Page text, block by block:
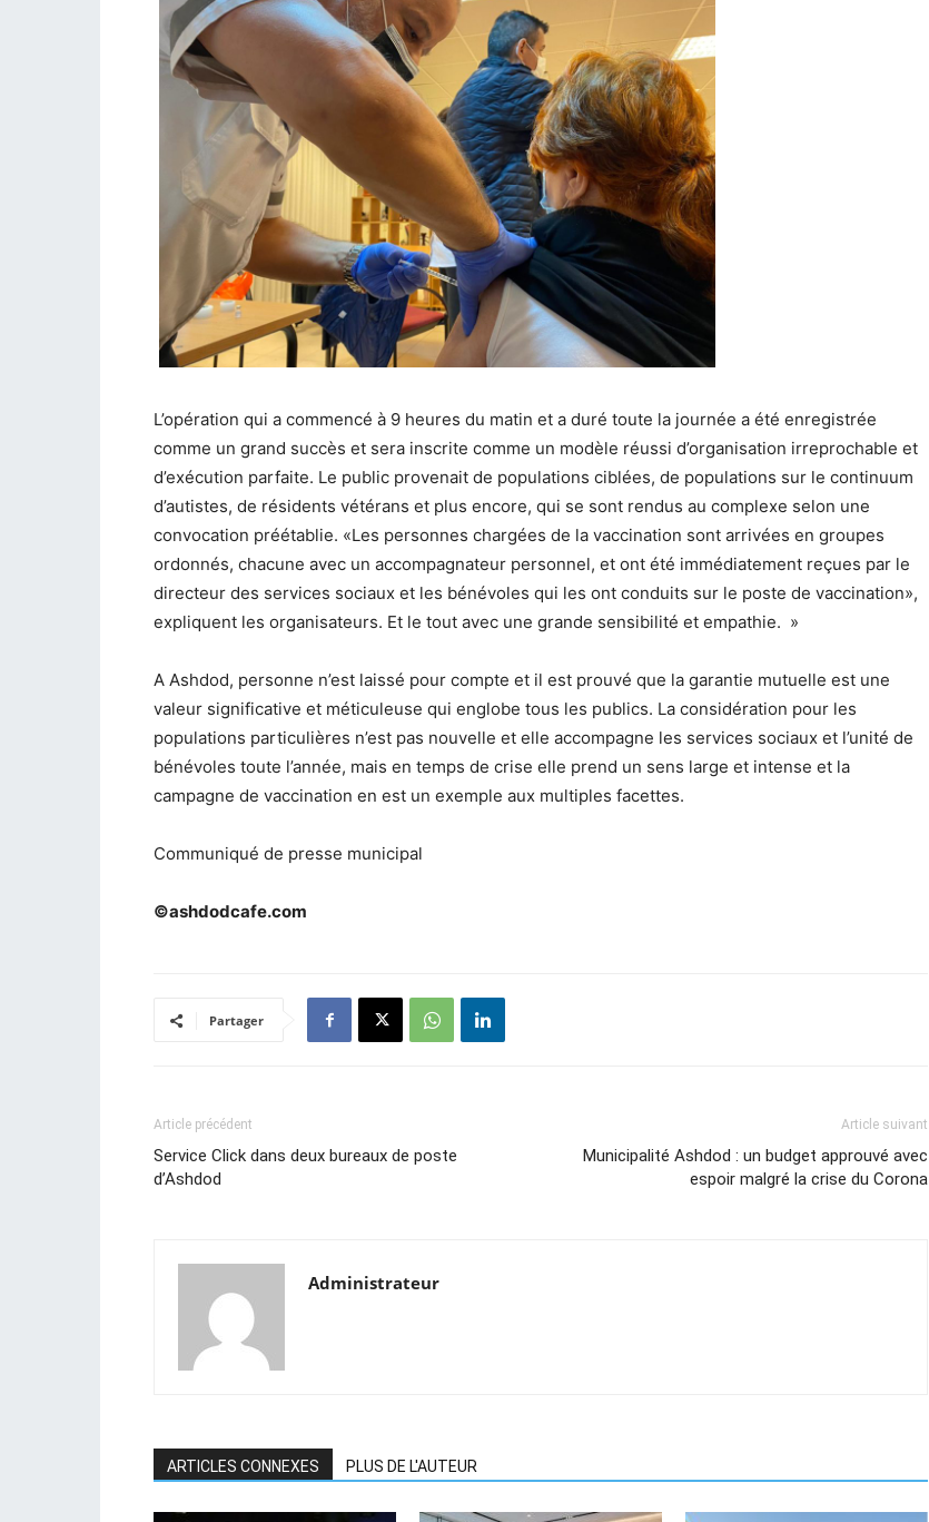
L’opération qui a commencé à 9 heures du matin et a duré toute la journée a été enregistrée
comme un grand succès et sera inscrite comme un modèle réussi d’organisation irreprochable et
d’exécution parfaite. Le public provenait de populations ciblées, de populations sur le continuum
d’autistes, de résidents vétérans et plus encore, qui se sont rendus au complexe selon une
convocation préétablie. «Les personnes chargées de la vaccination sont arrivées en groupes
ordonnés, chacune avec un accompagnateur personnel, et ont été immédiatement reçues par le
directeur des services sociaux et les bénévoles qui les ont conduits sur le poste de vaccination»,
expliquent les organisateurs. Et le tout avec une grande sensibilité et empathie. »
A Ashdod, personne n’est laissé pour compte et il est prouvé que la garantie mutuelle est une
valeur significative et méticuleuse qui englobe tous les publics. La considération pour les
populations particulières n’est pas nouvelle et elle accompagne les services sociaux et l’unité de
bénévoles toute l’année, mais en temps de crise elle prend un sens large et intense et la
campagne de vaccination en est un exemple aux multiples facettes.
Communiqué de presse municipal
©ashdodcafe.com
Partager
Article précédent
Service Click dans deux bureaux de poste
d’Ashdod
Article suivant
Municipalité Ashdod : un budget approuvé avec
espoir malgré la crise du Corona
Administrateur
ARTICLES CONNEXES PLUS DE L'AUTEUR